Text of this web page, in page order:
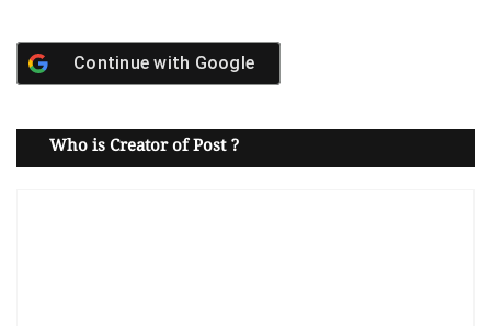
Continue with Google
Who is Creator of Post ?